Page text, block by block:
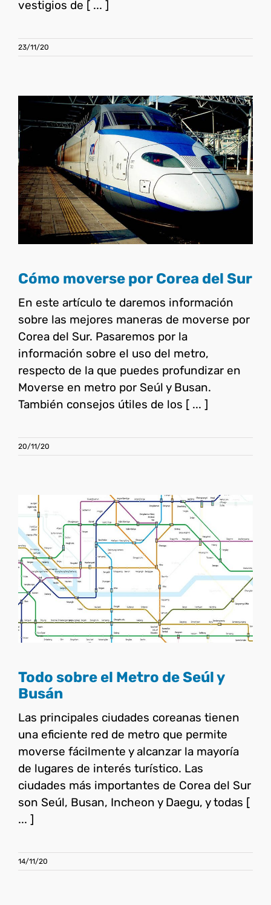
vestigios de [ ... ]
23/11/20
Cómo moverse por Corea
del Sur
Corea del Sur
Cómo moverse por Corea del Sur
En este artículo te daremos información
sobre las mejores maneras de moverse por
Corea del Sur. Pasaremos por la
información sobre el uso del metro,
respecto de la que puedes profundizar en
Moverse en metro por Seúl y Busan.
También consejos útiles de los [ ... ]
20/11/20
Todo sobre el Metro de Seúl
y Busán
Corea del Sur
Todo sobre el Metro de Seúl y
Busán
Las principales ciudades coreanas tienen
una eficiente red de metro que permite
moverse fácilmente y alcanzar la mayoría
de lugares de interés turístico. Las
ciudades más importantes de Corea del Sur
son Seúl, Busan, Incheon y Daegu, y todas [
... ]
14/11/20